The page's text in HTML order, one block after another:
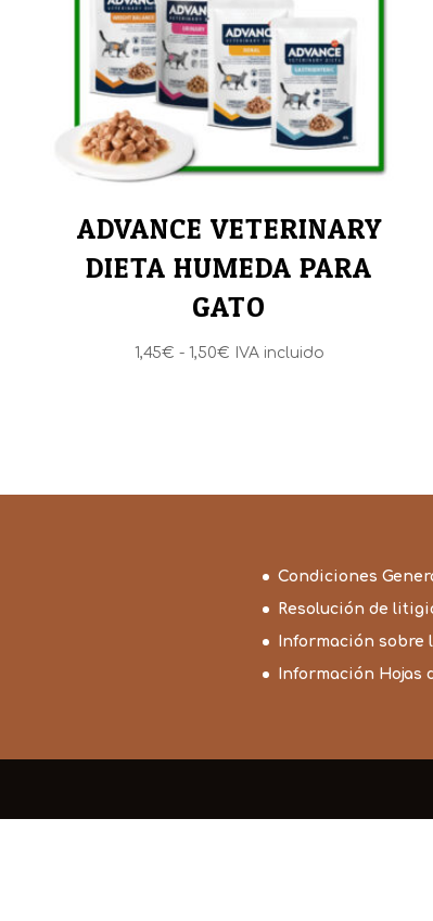
ADVANCE VETERINARY
DIETA HUMEDA PARA
GATO
1,45€ - 1,50€Rango
IVA incluido
Condiciones
Resolución de
Información sobre
Información Hojas